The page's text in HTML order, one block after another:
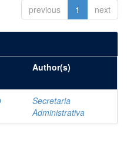
previous 1 next
Author(s)
Secretaria
Administrativa